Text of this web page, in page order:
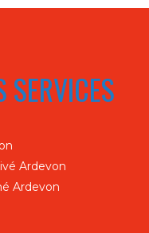
SERVICES
Ardevon
Ardevon